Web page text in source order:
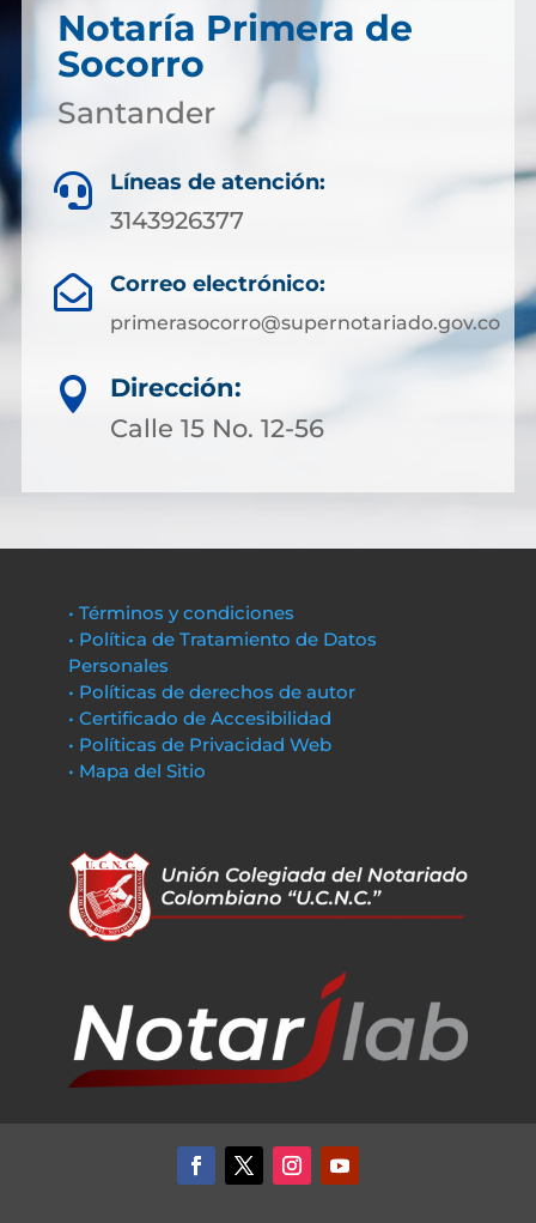
Notaría Primera de
Socorro
Santander
 Líneas de atención:
3143926377
 Correo electrónico:
primerasocorro@supernotariado.gov.co

Dirección:
Calle 15 No. 12-56
• Términos y condiciones
• Política de Tratamiento de Datos
Personales
• Políticas de derechos de autor
• Certificado de Accesibilidad
• Políticas de Privacidad Web
• Mapa del Sitio